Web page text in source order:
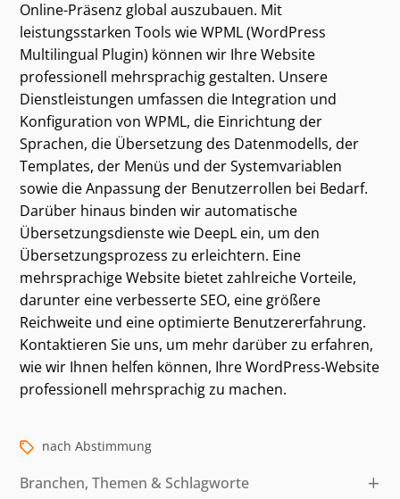
Online-Präsenz global auszubauen. Mit
leistungsstarken Tools wie WPML (WordPress
Multilingual Plugin) können wir Ihre Website
professionell mehrsprachig gestalten. Unsere
Dienstleistungen umfassen die Integration und
Konfiguration von WPML, die Einrichtung der
Sprachen, die Übersetzung des Datenmodells, der
Templates, der Menüs und der Systemvariablen
sowie die Anpassung der Benutzerrollen bei Bedarf.
Darüber hinaus binden wir automatische
Übersetzungsdienste wie DeepL ein, um den
Übersetzungsprozess zu erleichtern. Eine
mehrsprachige Website bietet zahlreiche Vorteile,
darunter eine verbesserte SEO, eine größere
Reichweite und eine optimierte Benutzererfahrung.
Kontaktieren Sie uns, um mehr darüber zu erfahren,
wie wir Ihnen helfen können, Ihre WordPress-Website
professionell mehrsprachig zu machen.
nach Abstimmung
Kategorien und alternative Suchbegriffe
Branchen, Themen & Schlagworte